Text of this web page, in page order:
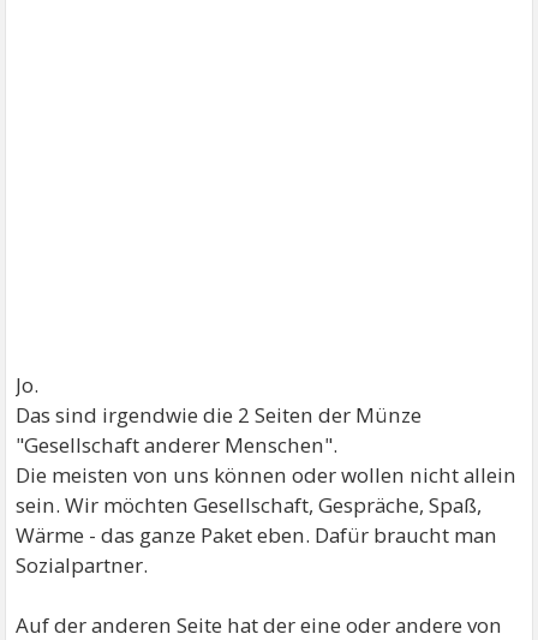
Jo.
Das sind irgendwie die 2 Seiten der Münze
"Gesellschaft anderer Menschen".
Die meisten von uns können oder wollen nicht allein
sein. Wir möchten Gesellschaft, Gespräche, Spaß,
Wärme - das ganze Paket eben. Dafür braucht man
Sozialpartner.
Auf der anderen Seite hat der eine oder andere von